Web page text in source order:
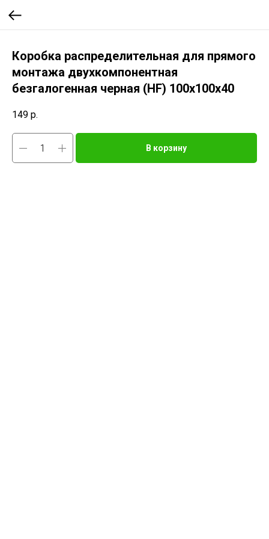
Коробка распределительная для прямого
монтажа двухкомпонентная
безгалогенная черная (HF) 100х100х40
149 р.
В корзину